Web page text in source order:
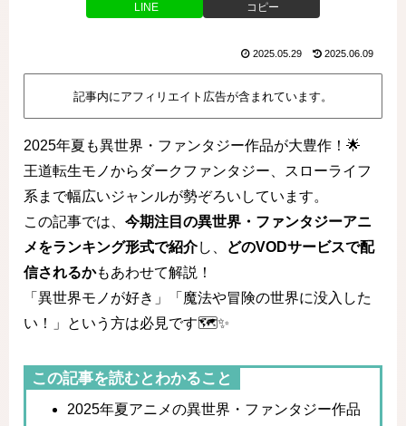
LINE コピー
2025.05.29 2025.06.09
記事内にアフィリエイト広告が含まれています。
2025年夏も異世界・ファンタジー作品が大豊作！🌟
王道転生モノからダークファンタジー、スローライフ
系まで幅広いジャンルが勢ぞろいしています。
この記事では、 今期注目の異世界・ファンタジーアニ
メをランキング形式で紹介し、
どのVODサービスで配
信されるかもあわせて解説！
「異世界モノが好き」「魔法や冒険の世界に没入した
い！」という方は必見です🗺️✨
この記事を読むとわかること
2025年夏アニメの異世界・ファンタジー作品